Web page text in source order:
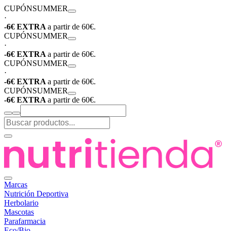
CUPÓNSUMMER
·
-6€ EXTRA a partir de 60€.
CUPÓNSUMMER
·
-6€ EXTRA a partir de 60€.
CUPÓNSUMMER
·
-6€ EXTRA a partir de 60€.
CUPÓNSUMMER
-6€ EXTRA a partir de 60€.
Marcas
Nutrición Deportiva
Herbolario
Mascotas
Parafarmacia